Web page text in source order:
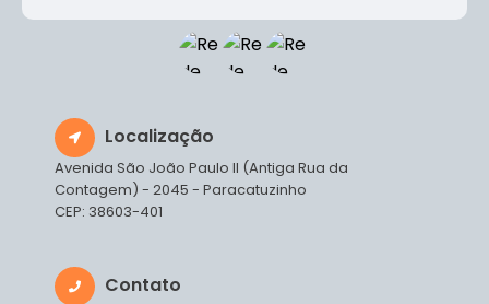
Localização
Avenida São João Paulo II (Antiga Rua da
Contagem) - 2045 - Paracatuzinho
CEP: 38603-401
Contato